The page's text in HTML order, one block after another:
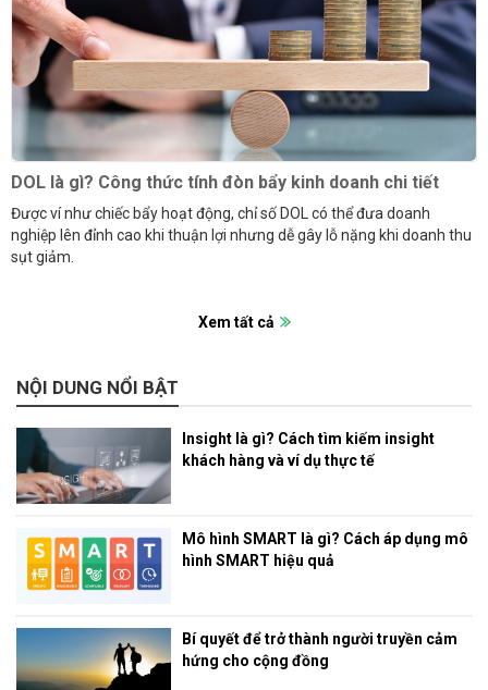
DOL là gì? Công thức tính đòn bẩy kinh doanh chi tiết
Được ví như chiếc bẩy hoạt động, chỉ số DOL có thể đưa doanh
nghiệp lên đỉnh cao khi thuận lợi nhưng dễ gây lỗ nặng khi doanh thu
sụt giảm.
Xem tất cả
NỘI DUNG NỔI BẬT
Insight là gì? Cách tìm kiếm insight
khách hàng và ví dụ thực tế
Mô hình SMART là gì? Cách áp dụng mô
hình SMART hiệu quả
Bí quyết để trở thành người truyền cảm
hứng cho cộng đồng